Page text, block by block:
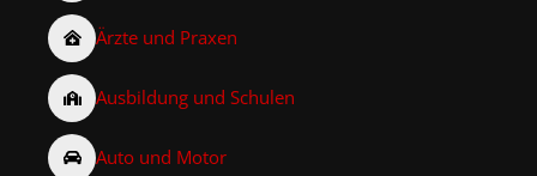
Ärzte und Praxen
Ausbildung und Schulen
Auto und Motor